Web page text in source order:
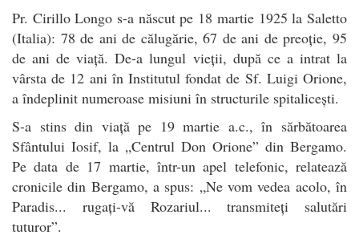
Pr. Cirillo Longo s-a născut pe 18 martie 1925 la Saletto
(Italia): 78 de ani de călugărie, 67 de ani de preoție, 95
de ani de viață. De-a lungul vieții, după ce a intrat la
vârsta de 12 ani în Institutul fondat de Sf. Luigi Orione,
a îndeplinit numeroase misiuni în structurile spitalicești.
S-a stins din viață pe 19 martie a.c., în sărbătoarea
Sfântului Iosif, la „Centrul Don Orione” din Bergamo.
Pe data de 17 martie, într-un apel telefonic, relatează
cronicile din Bergamo, a spus: „Ne vom vedea acolo, în
Paradis... rugați-vă Rozariul... transmiteți salutări
tuturor”.